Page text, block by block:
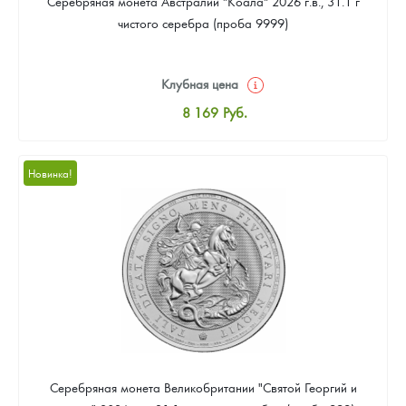
чистого серебра (проба 9999)
Клубная цена
8 169 Руб.
Цена выкупа
Звоните
Новинка!
Серебряная монета Великобритании "Святой Георгий и